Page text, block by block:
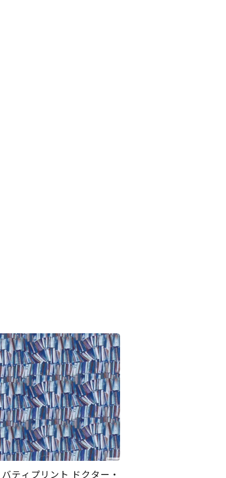
バティプリント ドクター・